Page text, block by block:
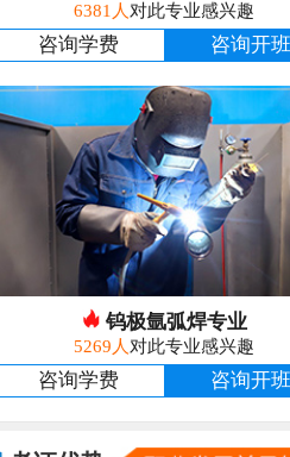
6381人对此专业感兴趣
咨询学费 咨询开班
钨极氩弧焊专业
5269人对此专业感兴趣
咨询学费 咨询开班